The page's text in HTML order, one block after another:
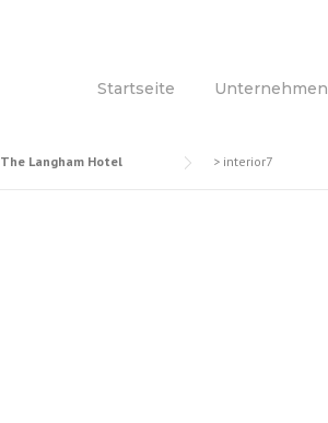
Startseite Unternehmen
The Langham Hotel > interior7